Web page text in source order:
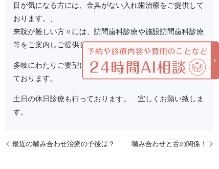
目が気になる方には、金具がない入れ歯治療をご提供して
おります。、
来院が難しい方々には、訪問歯科診療や施設訪問歯科診療
等をご案内しご提供しております。
多岐にわたりご要望にお答え出来るように日々研鑽に努め
ております。
土日の休日診療も行っております。 宜しくお願い致しま
す。
最近の噛み合わせ治療の予後は？ 噛み合わせと舌の関係！